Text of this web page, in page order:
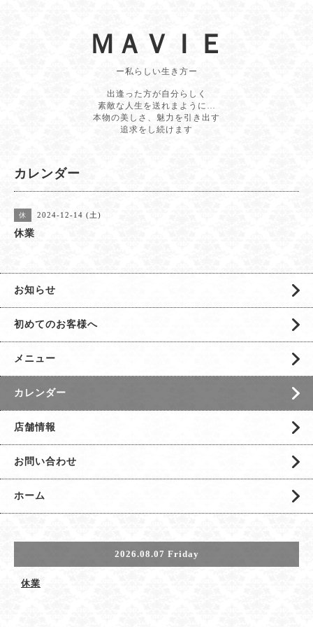
ＭＡＶＩＥ
ー私らしい生き方ー
出逢った方が自分らしく
素敵な人生を送れまように…
本物の美しさ、魅力を引き出す
追求をし続けます
カレンダー
休 2024-12-14 (土)
休業
お知らせ
初めてのお客様へ
メニュー
カレンダー
店舗情報
お問い合わせ
ホーム
2026.08.07 Friday
休業